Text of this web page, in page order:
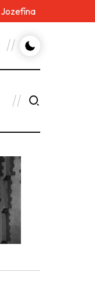
Jozefína